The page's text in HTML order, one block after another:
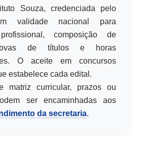
Souza, credenciada pelo
validade nacional para
composição de
de títulos e horas
O aceite em concursos
estabelece cada edital.
matriz curricular, prazos ou
ser encaminhadas aos
da secretaria.